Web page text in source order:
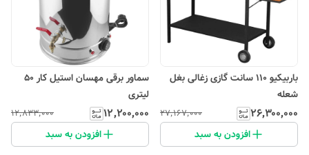
باربیکیو 110 سانت گازی زغالی بغل
شعله
۲۶٬۳۰۰٬۰۰۰ ۲۷٬۱۶۷٬۰۰۰
افزودن به سبد
سماور برقی مهسان استیل کار 50
لیتری
۱۲٬۲۰۰٬۰۰۰ ۱۲٬۸۳۳٬۰۰۰
افزودن به سبد